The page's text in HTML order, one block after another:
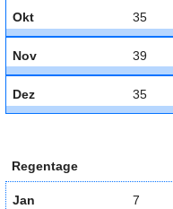
Okt 35
Nov 39
Dez 35
Regentage
Jan 7